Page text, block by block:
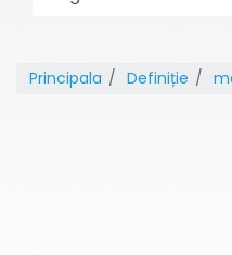
Principala Definiție